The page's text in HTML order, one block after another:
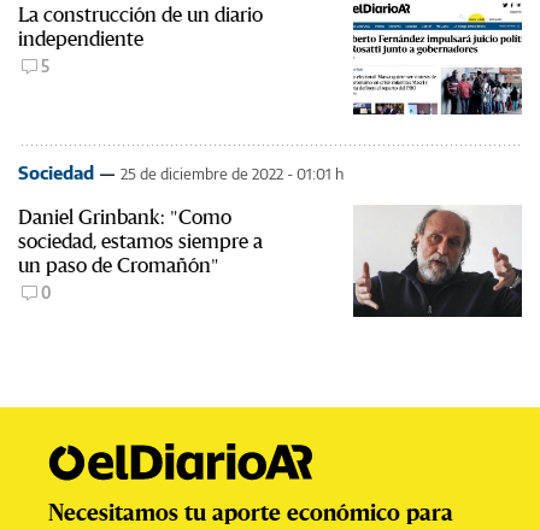
La construcción de un diario
independiente
5
Sociedad 25 de diciembre de 2022 - 01:01 h
Daniel Grinbank: "Como
sociedad, estamos siempre a
un paso de Cromañón"
0
Necesitamos tu aporte económico para